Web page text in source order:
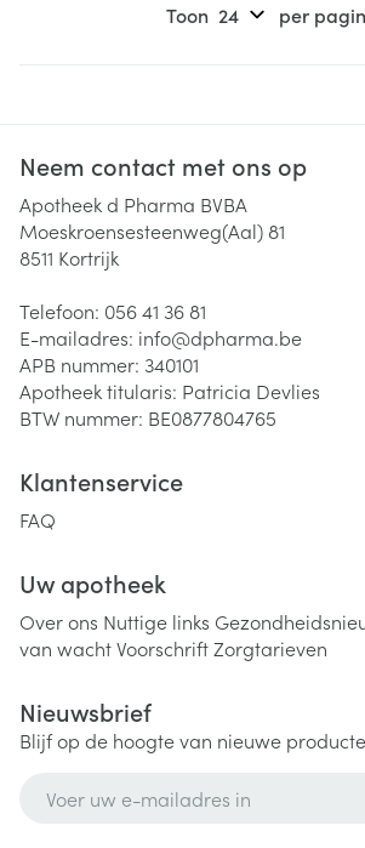
Toon per
Neem contact met ons op
Apotheek d Pharma BVBA
Moeskroensesteenweg(Aal) 81
8511 Kortrijk
Telefoon: 056 41 36 81
E-mailadres: info@dpharma.be
APB nummer: 340101
Apotheek titularis: Patricia Devlies
BTW nummer: BE0877804765
Klantenservice
FAQ
Uw apotheek
Over ons Nuttige links
van wachtVoorschriftZorgtarieven
Nieuwsbrief
Blijf op de hoogte van nieuwe